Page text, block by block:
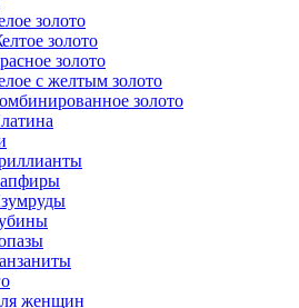
золото
золото
золото
с желтым золото
золото
женщин